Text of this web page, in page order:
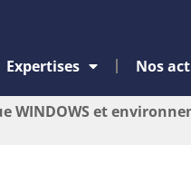
Expertises Nos
WINDOWS et